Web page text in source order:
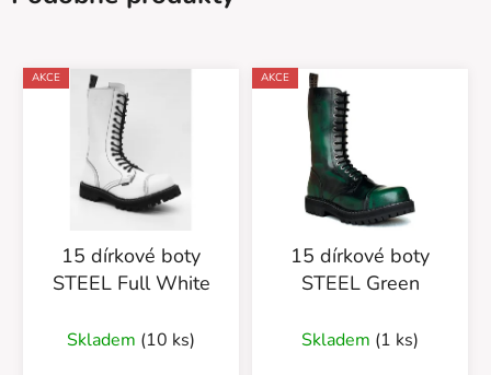
AKCE
15 dírkové boty
STEEL Full White
Skladem (10 ks)
AKCE
15 dírkové boty
STEEL Green
Skladem (1 ks)